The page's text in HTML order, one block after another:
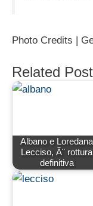
Photo Credits |
Related
Albano e Loredana
Lecciso, Ã¨ rottura
definitiva